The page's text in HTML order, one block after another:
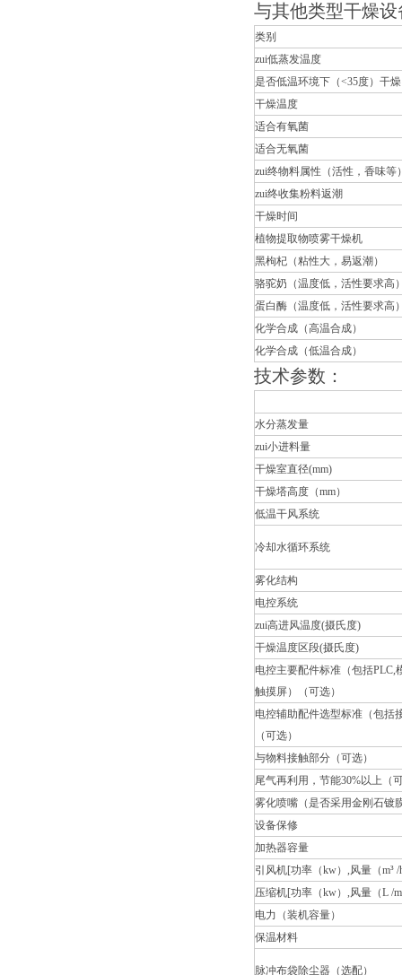
与其他类型干燥
类别
zui低蒸发温度
是否低温环境下（<35度）干燥
干燥温度
适合有氧菌
适合无氧菌
zui终物料属性（活性，香味等
zui终收集粉料返潮
干燥时间
植物提取物喷雾干燥机
黑枸杞（粘性大，易返潮）
骆驼奶（温度低，活性要求高
蛋白酶（温度低，活性要求高
化学合成（高温合成）
化学合成（低温合成）
技术参数：
水分蒸发量
zui小进料量
干燥室直径(mm)
干燥塔高度（mm）
低温干风系统
冷却水循环系统
雾化结构
电控系统
zui高进风温度(摄氏度)
干燥温度区段(摄氏度)
电控主要配件标准（包括PLC,
触摸屏）（可选）
电控辅助配件选型标准（包括
（可选）
与物料接触部分（可选）
尾气再利用，节能30%以上（
雾化喷嘴（是否采用金刚石镀
设备保修
加热器容量
引风机[功率（kw）,风量（m³ /
压缩机[功率（kw）,风量（L /
电力（装机容量）
保温材料
脉冲布袋除尘器（选配）